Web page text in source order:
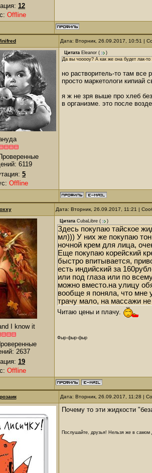
12
Offline
Дата: Вторник, 26.09.2017, 10:51 |
6119
5
Offline
Цитата Eleanor (
)
Да вы чооооу? А как же она будет лак-то
но растворитель-то там все
просто маркетологи кипиай
я ж не зря выше про хлеб
в организме. это после
Дата: Вторник, 26.09.2017, 11:21 |
I know it
2637
19
Offline
Цитата CubaLibre ( )
Здесь покупаю тайское
мл))) У них же покупаю
ночной крем для лица,
Еще покупаю корейский
быстро впитывается,
есть индийский за
или под глаза или по
можно вместо.на улицу
вообще я поняла, что мне
трачу мало, на массажи
Читаю цены и плачу.
Фыр-фыр-фыр
Дата: Вторник, 26.09.2017, 11:28 |
Почему то эти жидкости
Послушайте, друзья! Нельзя же в самом